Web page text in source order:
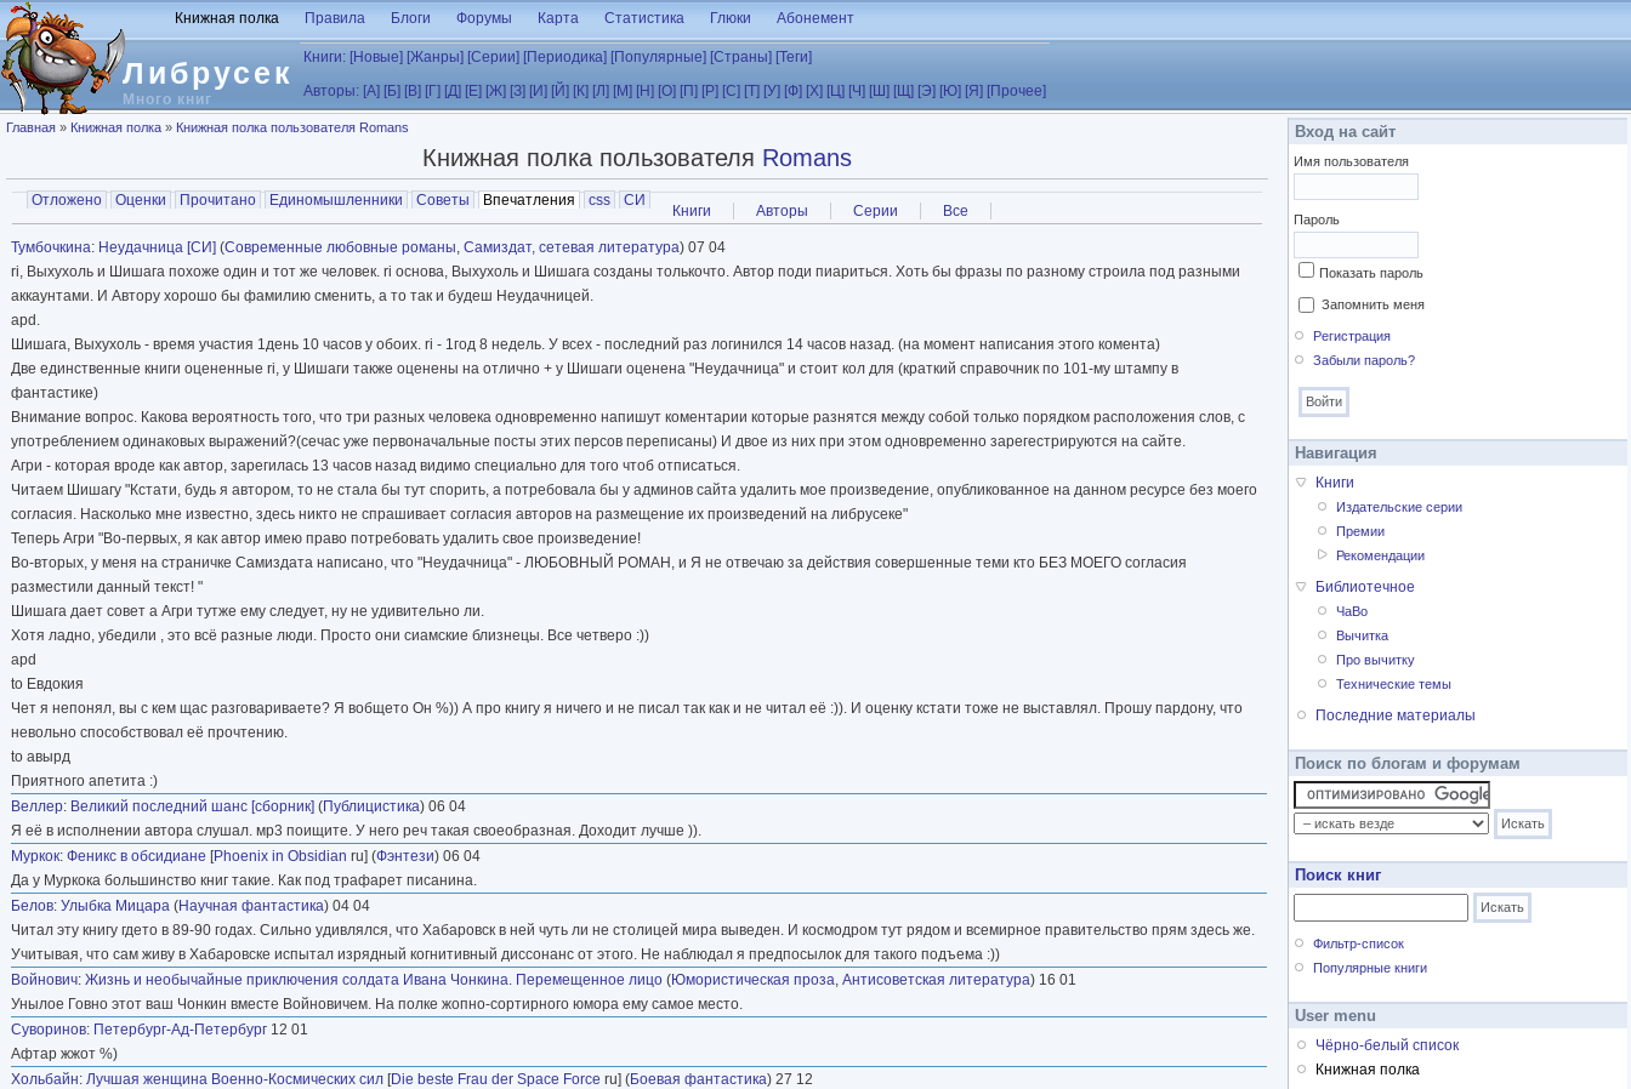
Перейти к основному содержанию
Либрусек
Много книг
Книжная полка Правила Блоги Форумы Карта Статистика Глюки Абонемент
Книги: [Новые] [Жанры] [Серии] [Периодика] [Популярные] [Страны] [Теги]
Авторы: [А] [Б] [В] [Г] [Д] [Е] [Ж] [З] [И] [Й] [К] [Л] [М] [Н] [О] [П] [Р] [С] [Т] [У] [Ф] [Х] [Ц] [Ч] [Ш] [Щ] [Э] [Ю] [Я] [Прочее]
Вы здесь
Главная » Книжная полка » Книжная полка пользователя Romans
Книжная полка пользователя Romans
Главные вкладки
Отложено Оценки Прочитано Единомышленники Советы Впечатления (активная вкладка)
css СИ
Вторичные вкладки Книги Авторы Серии Все
Тумбочкина: Неудачница [СИ] (Современные любовные романы, Самиздат, сетевая литература) 07 04
ri, Выхухоль и Шишага похоже один и тот же человек. ri основа, Выхухоль и Шишага созданы толькочто. Автор поди пиариться. Хоть бы фразы по разному строила под разными
аккаунтами. И Автору хорошо бы фамилию сменить, а то так и будеш Неудачницей.
apd.
Шишага, Выхухоль - время участия 1день 10 часов у обоих. ri - 1год 8 недель. У всех - последний раз логинился 14 часов назад. (на момент написания этого комента)
Две единственные книги оцененные ri, у Шишаги также оценены на отлично + у Шишаги оценена "Неудачница" и стоит кол для (краткий справочник по 101-му штампу в
фантастике)
Внимание вопрос. Какова вероятность того, что три разных человека одновременно напишут коментарии которые разнятся между собой только порядком расположения слов, с
употреблением одинаковых выражений?(сечас уже первоначальные посты этих персов переписаны) И двое из них при этом одновременно зарегестрируются на сайте.
Агри - которая вроде как автор, зарегилась 13 часов назад видимо специально для того чтоб отписаться.
Читаем Шишагу "Кстати, будь я автором, то не стала бы тут спорить, а потребовала бы у админов сайта удалить мое произведение, опубликованное на данном ресурсе без моего
согласия. Насколько мне известно, здесь никто не спрашивает согласия авторов на размещение их произведений на либрусеке"
Теперь Агри "Во-первых, я как автор имею право потребовать удалить свое произведение!
Во-вторых, у меня на страничке Самиздата написано, что "Неудачница" - ЛЮБОВНЫЙ РОМАН, и Я не отвечаю за действия совершенные теми кто БЕЗ МОЕГО согласия
разместили данный текст! "
Шишага дает совет а Агри тутже ему следует, ну не удивительно ли.
Хотя ладно, убедили , это всё разные люди. Просто они сиамские близнецы. Все четверо :))
apd
to Евдокия
Чет я непонял, вы с кем щас разговариваете? Я вобщето Он %)) А про книгу я ничего и не писал так как и не читал её :)). И оценку кстати тоже не выставлял. Прошу пардону, что
невольно способствовал её прочтению.
to авырд
Приятного апетита :)
Веллер: Великий последний шанс [сборник] (Публицистика) 06 04
Я её в исполнении автора слушал. мр3 поищите. У него реч такая своеобразная. Доходит лучше )).
Муркок: Феникс в обсидиане [Phoenix in Obsidian ru] (Фэнтези) 06 04
Да у Муркока большинство книг такие. Как под трафарет писанина.
Белов: Улыбка Мицара (Научная фантастика) 04 04
Читал эту книгу гдето в 89-90 годах. Сильно удивлялся, что Хабаровск в ней чуть ли не столицей мира выведен. И космодром тут рядом и всемирное правительство прям здесь же.
Учитывая, что сам живу в Хабаровске испытал изрядный когнитивный диссонанс от этого. Не наблюдал я предпосылок для такого подъема :))
Войнович: Жизнь и необычайные приключения солдата Ивана Чонкина. Перемещенное лицо (Юмористическая проза, Антисоветская литература) 16 01
Унылое Говно этот ваш Чонкин вместе Войновичем. На полке жопно-сортирного юмора ему самое место.
Суворинов: Петербург-Ад-Петербург 12 01
Афтар жжот %)
Хольбайн: Лучшая женщина Военно-Космических сил [Die beste Frau der Space Force ru] (Боевая фантастика) 27 12
Вход на сайт
Имя пользователя
Пароль
Показать пароль
Запомнить меня
Регистрация
Забыли пароль?
Навигация
Книги
Издательские серии
Премии
Рекомендации
Библиотечное
ЧаВо
Вычитка
Про вычитку
Технические темы
Последние материалы
Поиск по блогам и форумам
Поиск книг
Фильтр-список
Популярные книги
User menu
Чёрно-белый список
Книжная полка